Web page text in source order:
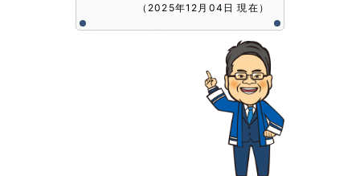
（2025年12月04日 現在）